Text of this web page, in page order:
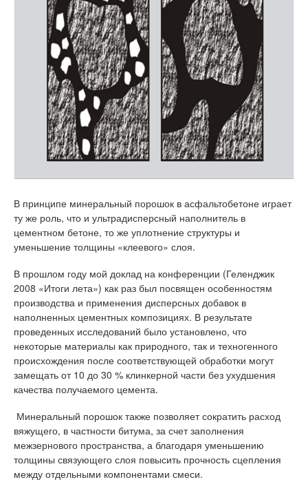
В принципе минеральный порошок в асфальтобетоне играет
ту же роль, что и ультрадисперсный наполнитель в
цементном бетоне, то же уплотнение структуры и
уменьшение толщины «клеевого» слоя.
В прошлом году мой доклад на конференции (Геленджик
2008 «Итоги лета») как раз был посвящен особенностям
производства и применения дисперсных добавок в
наполненных цементных композициях. В результате
проведенных исследований было установлено, что
некоторые материалы как природного, так и техногенного
происхождения после соответствующей обработки могут
замещать от 10 до 30 % клинкерной части без ухудшения
качества получаемого цемента.
Минеральный порошок также позволяет сократить расход
вяжущего, в частности битума, за счет заполнения
межзернового пространства, а благодаря уменьшению
толщины связующего слоя повысить прочность сцепления
между отдельными компонентами смеси.